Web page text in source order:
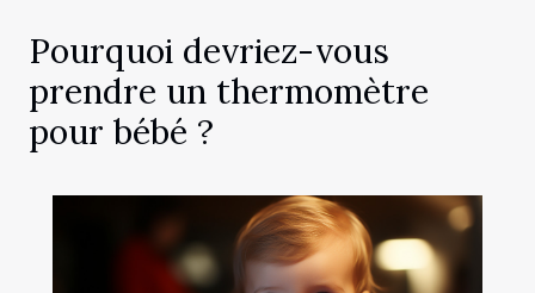
Pourquoi devriez-vous
prendre un thermomètre
pour bébé ?